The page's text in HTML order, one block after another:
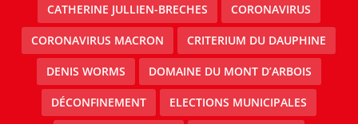
CATHERINE JULLIEN-BRECHES CORONAVIRUS
CORONAVIRUS MACRON CRITERIUM DU DAUPHINE
DENIS WORMS DOMAINE DU MONT D’ARBOIS
DÉCONFINEMENT ELECTIONS MUNICIPALES